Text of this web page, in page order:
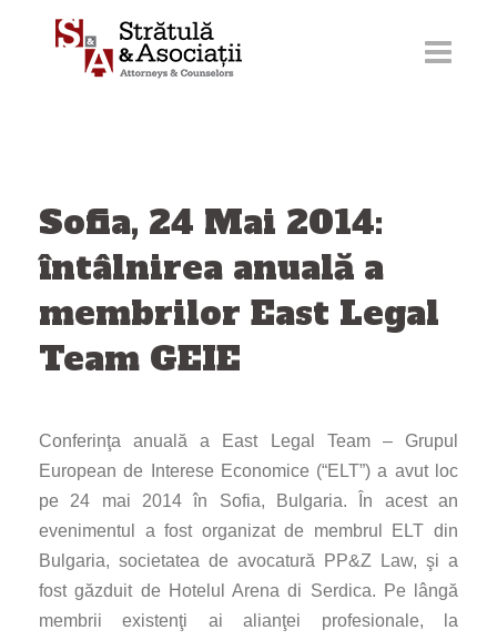
Sofia, 24 Mai 2014:
întâlnirea anuală a
membrilor East Legal
Team GEIE
Conferinţa anuală a East Legal Team – Grupul
European de Interese Economice (“ELT”) a avut loc
pe 24 mai 2014 în Sofia, Bulgaria. În acest an
evenimentul a fost organizat de membrul ELT din
Bulgaria, societatea de avocatură PP&Z Law, şi a
fost găzduit de Hotelul Arena di Serdica. Pe lângă
membrii existenţi ai alianţei profesionale, la